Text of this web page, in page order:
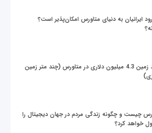
ایرانیان به دنیای متاورس امکان‌پذیر است؟
خرید زمین 4.3 میلیون دلاری در متاورس (چند متر زمین
چیست و چگونه زندگی مردم در جهان دیجیتال را
خواهد کرد؟